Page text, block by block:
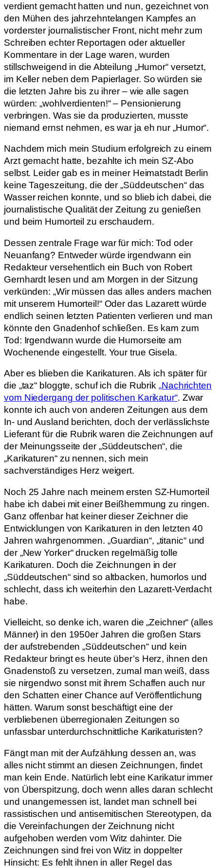
verdient gemacht hatten und nun, gezeichnet von
den Mühen des jahrzehntelangen Kampfes an
vorderster journalistischer Front, nicht mehr zum
Schreiben echter Reportagen oder aktueller
Kommentare in der Lage waren, wurden
stillschweigend in die Abteilung „Humor“ versetzt,
im Keller neben dem Papierlager. So würden sie
die letzten Jahre bis zu ihrer – wie alle sagen
würden: „wohlverdienten!“ – Pensionierung
verbringen. Was sie da produzierten, musste
niemand ernst nehmen, es war ja eh nur „Humor“.
Nachdem mich mein Studium erfolgreich zu einem
Arzt gemacht hatte, bezahlte ich mein SZ-Abo
selbst. Leider gab es in meiner Heimatstadt Berlin
keine Tageszeitung, die der „Süddeutschen“ das
Wasser reichen konnte, und so blieb ich dabei, die
journalistische Qualität der Zeitung zu genießen
und beim Humorteil zu erschaudern.
Dessen zentrale Frage war für mich: Tod oder
Neuanfang? Entweder würde irgendwann ein
Redakteur versehentlich ein Buch von Robert
Gernhardt lesen und am Morgen in der Sitzung
verkünden: „Wir müssen das alles anders machen
mit unserem Humorteil!“ Oder das Lazarett würde
endlich seinen letzten Patienten verlieren und man
könnte den Gnadenhof schließen. Es kam zum
Tod: Irgendwann wurde die Humorseite am
Wochenende eingestellt. Your true Gisela.
Aber es blieben die Karikaturen. Als ich später für
die „taz“ bloggte, schuf ich die Rubrik „Nachrichten
vom Niedergang der politischen Karikatur“. Zwar
konnte ich auch von anderen Zeitungen aus dem
In- und Ausland berichten, doch der verlässlichste
Lieferant für die Rubrik waren die Zeichnungen auf
der Meinungsseite der „Süddeutschen“, die
„Karikaturen“ zu nennen, sich mein
sachverständiges Herz weigert.
Noch 25 Jahre nach meinem ersten SZ-Humorteil
habe ich dabei mit einer Beißhemmung zu ringen.
Ganz offenbar hat keiner dieser Zeichner die
Entwicklungen von Karikaturen in den letzten 40
Jahren wahrgenommen. „Guardian“, „titanic“ und
der „New Yorker“ drucken regelmäßig tolle
Karikaturen. Doch die Zeichnungen in der
„Süddeutschen“ sind so altbacken, humorlos und
schlecht, dass ich weiterhin den Lazarett-Verdacht
habe.
Vielleicht, so denke ich, waren die „Zeichner“ (alles
Männer) in den 1950er Jahren die großen Stars
der aufstrebenden „Süddeutschen“ und kein
Redakteur bringt es heute über’s Herz, ihnen den
Gnadenstoß zu versetzen, zumal man weiß, dass
sie nirgendwo sonst mit ihrem Schaffen auch nur
den Schatten einer Chance auf Veröffentlichung
hätten. Warum sonst beschäftigt eine der
verbliebenen überregionalen Zeitungen so
unfassbar unterdurchschnittliche Karikaturisten?
Fängt man mit der Aufzählung dessen an, was
alles nicht stimmt an diesen Zeichnungen, findet
man kein Ende. Natürlich lebt eine Karikatur immer
von Überspitzung, doch wenn alles daran schlecht
und unangemessen ist, landet man schnell bei
rassistischen und antisemitischen Stereotypen, da
die Vereinfachungen der Zeichnung nicht
aufgehoben werden vom Witz dahinter. Die
Zeichnungen sind frei von Witz in doppelter
Hinsicht: Es fehlt ihnen in aller Regel das